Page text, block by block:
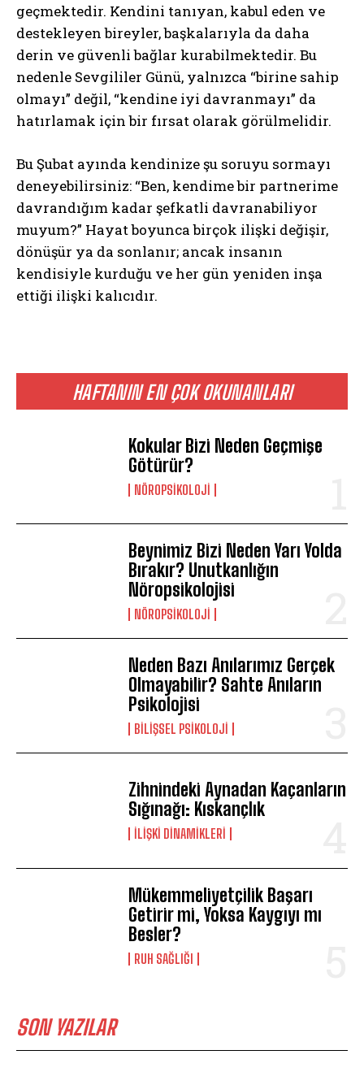
HAFTANIN EN ÇOK OKUNANLARI
Kokular Bizi Neden Geçmişe
Götürür?
NÖROPSIKOLOJI
Beynimiz Bizi Neden Yarı Yolda
Bırakır? Unutkanlığın
Nöropsikolojisi
NÖROPSIKOLOJI
Neden Bazı Anılarımız Gerçek
Olmayabilir? Sahte Anıların
Psikolojisi
BILIŞSEL PSIKOLOJI
Zihnindeki Aynadan Kaçanların
Sığınağı: Kıskançlık
İLIŞKI DINAMIKLERI
Mükemmeliyetçilik Başarı
Getirir mi, Yoksa Kaygıyı mı
Besler?
⁠RUH SAĞLIĞI
SON YAZILAR
geçmektedir. Kendini tanıyan, kabul eden ve
destekleyen bireyler, başkalarıyla da daha
derin ve güvenli bağlar kurabilmektedir. Bu
nedenle Sevgililer Günü, yalnızca “birine sahip
olmayı” değil, “kendine iyi davranmayı” da
hatırlamak için bir fırsat olarak görülmelidir.
Bu Şubat ayında kendinize şu soruyu sormayı
deneyebilirsiniz: “Ben, kendime bir partnerime
davrandığım kadar şefkatli davranabiliyor
muyum?” Hayat boyunca birçok ilişki değişir,
dönüşür ya da sonlanır; ancak insanın
kendisiyle kurduğu ve her gün yeniden inşa
ettiği ilişki kalıcıdır.